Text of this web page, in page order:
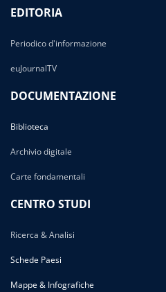
EDITORIA
Periodico d'informazione
euJournalTV
DOCUMENTAZIONE
Biblioteca
Archivio digitale
Carte fondamentali
CENTRO STUDI
Ricerca & Analisi
Schede Paesi
Mappe & Infografiche